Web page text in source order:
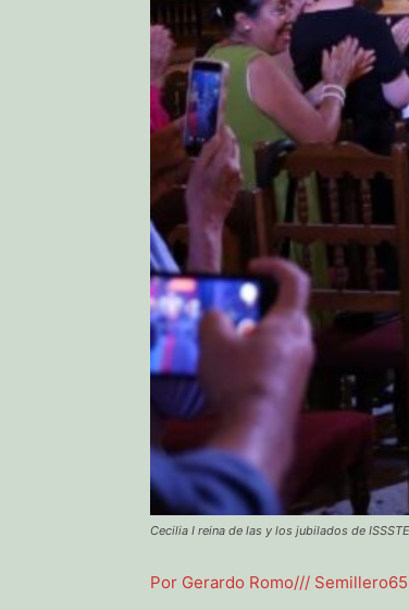
Cecilia I reina de las y los jubilados de
Por Gerardo Romo/// Semillero65